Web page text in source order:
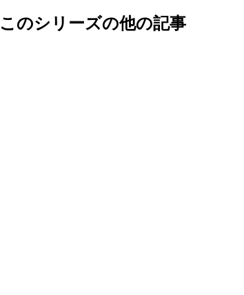
このシリーズの他の記事